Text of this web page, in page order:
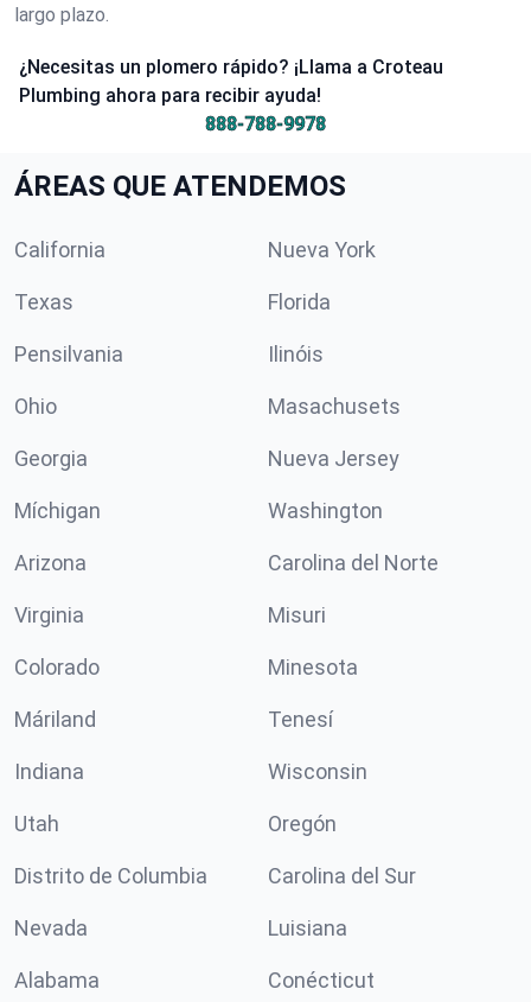
largo plazo.
¿Necesitas un plomero rápido? ¡Llama a Croteau
Plumbing ahora para recibir ayuda!
888-788-9978
ÁREAS QUE ATENDEMOS
California Nueva York
Texas Florida
Pensilvania Ilinóis
Ohio Masachusets
Georgia Nueva Jersey
Míchigan Washington
Arizona Carolina del Norte
Virginia Misuri
Colorado Minesota
Máriland Tenesí
Indiana Wisconsin
Utah Oregón
Distrito de Columbia Carolina del Sur
Nevada Luisiana
Alabama Conécticut